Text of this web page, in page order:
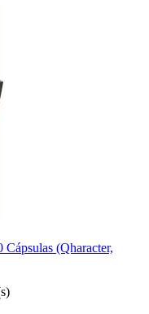
(Qharacter,